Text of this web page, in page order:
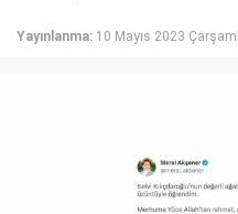
Yayınlanma: 10 Mayıs 2023